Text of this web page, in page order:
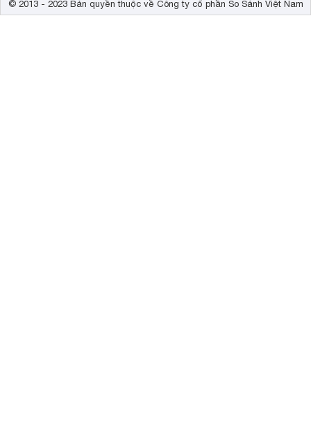
© 2013 - 2023 Bản quyền thuộc về Công ty cổ phần So Sánh Việt Nam